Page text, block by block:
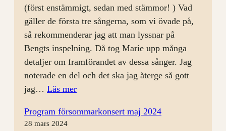
(först enstämmigt, sedan med stämmor! ) Vad
gäller de första tre sångerna, som vi övade på,
så rekommenderar jag att man lyssnar på
Bengts inspelning. Då tog Marie upp många
detaljer om framförandet av dessa sånger. Jag
noterade en del och det ska jag återge så gott
jag… Läs mer:
24
Program försommarkonsert maj 2024
28 mars 2024